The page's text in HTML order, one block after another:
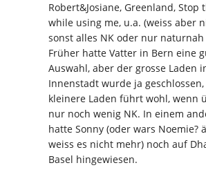
Robert&Josiane, Greenland, Stop
while using me, u.a. (weiss aber
sonst alles NK oder nur naturnah
Früher hatte Vatter in Bern eine
Auswahl, aber der grosse Laden
Innenstadt wurde ja
kleinere Laden führt wohl, wenn
nur noch wenig NK. In einem
hatte Sonny (oder wars Noemie?
weiss es nicht mehr) noch auf
Basel hingewiesen.